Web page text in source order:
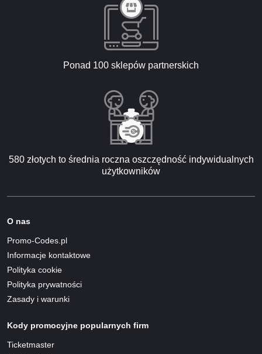
Ponad 100 sklepów partnerskich
580 złotych to średnia roczna oszczędność indywidualnych
użytkowników
O nas
Promo-Codes.pl
Informacje kontaktowe
Polityka cookie
Polityka prywatności
Zasady i warunki
Kody promocyjne popularnych firm
Ticketmaster